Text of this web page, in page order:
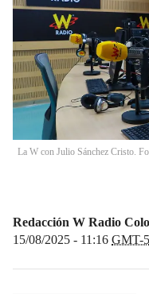
La W con Julio Sánchez Cristo.
Redacción W Radio
15/08/2025 - 11:16 GMT-5